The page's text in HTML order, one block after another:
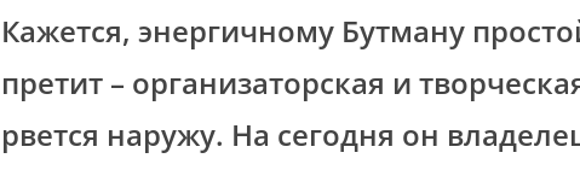
Кажется, энергичному Бутману
претит – организаторская и
рвется наружу. На сегодня он